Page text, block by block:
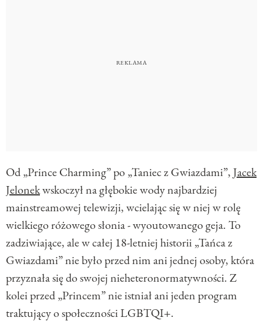
Od „Prince Charming” po „Taniec z Gwiazdami”,Jacek
Jelonekwskoczył na głębokie wody najbardziej
mainstreamowej telewizji, wcielając się w niej w rolę
wielkiego różowego słonia - wyoutowanego geja. To
zadziwiające, ale w całej 18-letniej historii „Tańca z
Gwiazdami” nie było przed nim ani jednej osoby, która
przyznała się do swojej nieheteronormatywności. Z
kolei przed „Princem” nie istniał ani jeden program
traktujący o społeczności LGBTQI+.